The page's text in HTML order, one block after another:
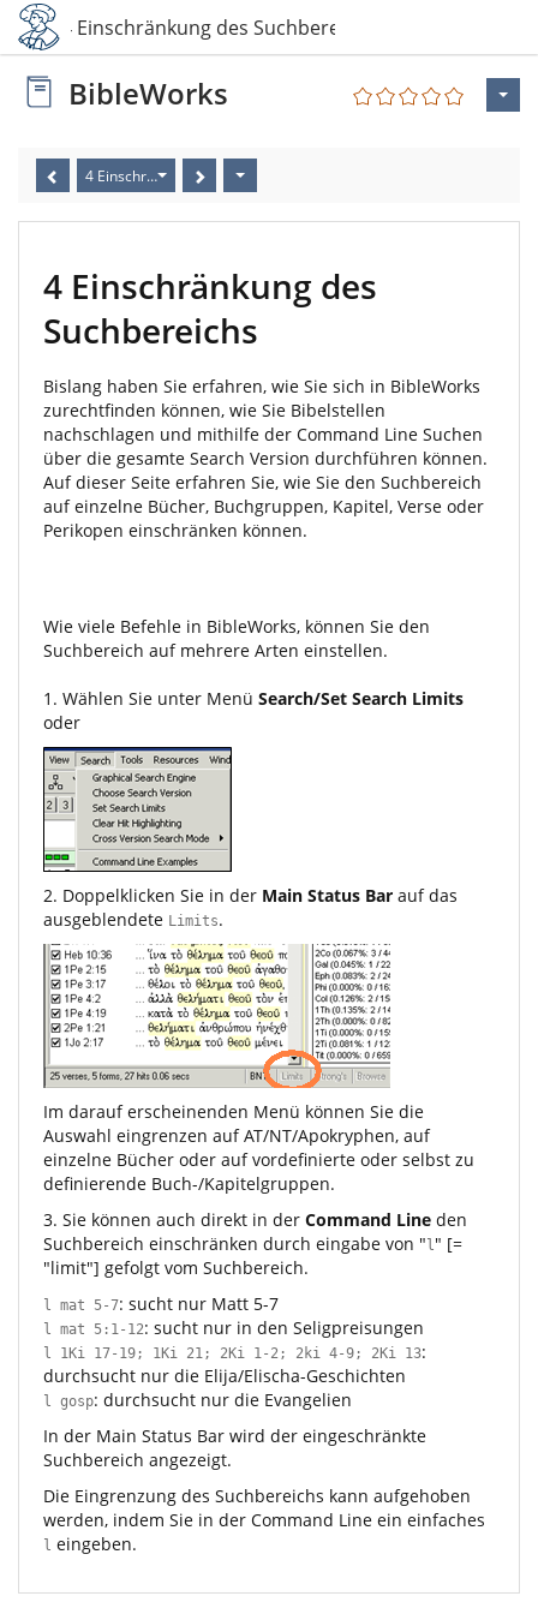
4 Einschränkung des Suchbereichs
BibleWorks
4 Einschränkung des Suchbereichs
4 Einschränkung des
Suchbereichs
Bislang haben Sie erfahren, wie Sie sich in BibleWorks
zurechtfinden können, wie Sie Bibelstellen
nachschlagen und mithilfe der Command Line Suchen
über die gesamte Search Version durchführen können.
Auf dieser Seite erfahren Sie, wie Sie den Suchbereich
auf einzelne Bücher, Buchgruppen, Kapitel, Verse oder
Perikopen einschränken können.
Wie viele Befehle in BibleWorks, können Sie den
Suchbereich auf mehrere Arten einstellen.
1. Wählen Sie unter Menü Search/Set Search Limits
oder
2. Doppelklicken Sie in der Main Status Bar auf das
ausgeblendete Limits.
Im darauf erscheinenden Menü können Sie die
Auswahl eingrenzen auf AT/NT/Apokryphen, auf
einzelne Bücher oder auf vordefinierte oder selbst zu
definierende Buch-/Kapitelgruppen.
3. Sie können auch direkt in der Command Line den
Suchbereich einschränken durch eingabe von " l" [=
"limit"] gefolgt vom Suchbereich.
l mat 5-7: sucht nur Matt 5-7
l mat 5:1-12: sucht nur in den Seligpreisungen
l 1Ki 17-19; 1Ki 21; 2Ki 1-2; 2ki 4-9; 2Ki 13:
durchsucht nur die Elija/Elischa-Geschichten
l gosp: durchsucht nur die Evangelien
In der Main Status Bar wird der eingeschränkte
Suchbereich angezeigt.
Die Eingrenzung des Suchbereichs kann aufgehoben
werden, indem Sie in der Command Line ein einfaches
l eingeben.